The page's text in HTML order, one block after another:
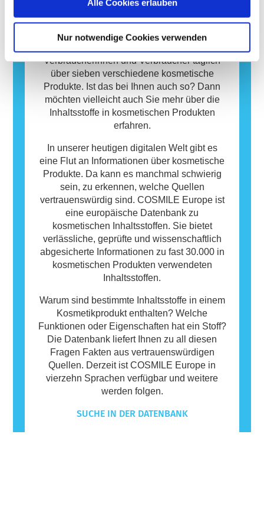
Alle Cookies erlauben
Nur notwendige Cookies verwenden
Allergie auslösen können. Das bedeutet
jedoch nicht, dass das Produkt für andere
Personen nicht sicher ist.
Kosmetische Produkte sind wichtig für uns
Menschen und spielen eine essenzielle Rolle
in unserem Alltag. Im Durchschnitt
Verbraucherinnen und Verbraucher täglich
über sieben verschiedene kosmetische
Produkte. Ist das bei Ihnen auch so? Dann
möchten vielleicht auch Sie mehr über die
Inhaltsstoffe in kosmetischen Produkten
erfahren.
In unserer heutigen digitalen Welt gibt es
eine Flut an Informationen über kosmetische
Produkte. Da kann es manchmal schwierig
sein, zu erkennen, welche Quellen
vertrauenswürdig sind. COSMILE Europe ist
eine europäische Datenbank zu
kosmetischen Inhaltsstoffen. Sie bietet
verlässliche, geprüfte und wissenschaftlich
abgesicherte Informationen zu fast 30.000 in
kosmetischen Produkten verwendeten
Inhaltsstoffen.
Warum sind bestimmte Inhaltsstoffe in einem
Kosmetikprodukt enthalten? Welche
Funktionen oder Eigenschaften hat ein Stoff?
Die Datenbank liefert Ihnen zu all diesen
Fragen Fakten aus vertrauenswürdigen
Quellen. Derzeit ist COSMILE Europe in
vierzehn Sprachen verfügbar und weitere
werden folgen.
SUCHE IN DER DATENBANK